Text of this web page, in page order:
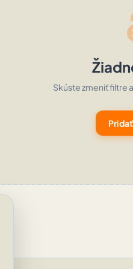
Skúste zmeniť filtre